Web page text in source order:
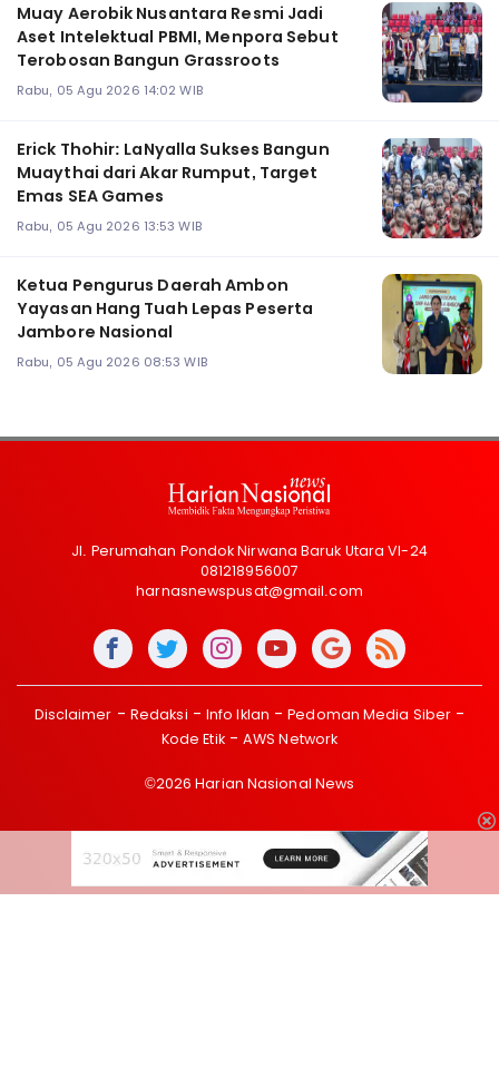
Muay Aerobik Nusantara Resmi Jadi
Aset Intelektual PBMI, Menpora Sebut
Terobosan Bangun Grassroots
Rabu, 05 Agu 2026 14:02 WIB
Erick Thohir: LaNyalla Sukses Bangun
Muaythai dari Akar Rumput, Target
Emas SEA Games
Rabu, 05 Agu 2026 13:53 WIB
Ketua Pengurus Daerah Ambon
Yayasan Hang Tuah Lepas Peserta
Jambore Nasional
Rabu, 05 Agu 2026 08:53 WIB
Jl. Perumahan Pondok Nirwana Baruk Utara VI-24
081218956007
harnasnewspusat@gmail.com
Disclaimer Redaksi Info Iklan
Pedoman Media Siber
Kode Etik
AWS Network
©2026 Harian Nasional News